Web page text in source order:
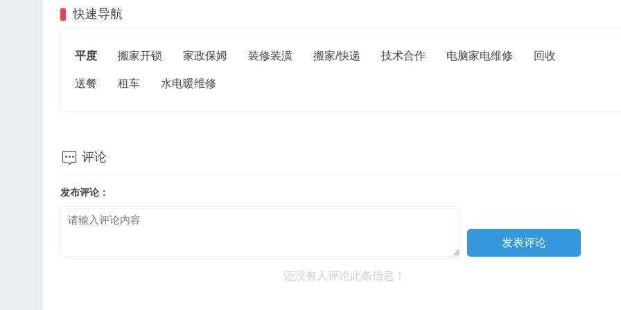
快速导航
平度 搬家开锁 家政保姆 装修装潢 搬家/快递 技术合作 电脑家电维修 回收
送餐 租车 水电暖维修
 评论
发布评论：
还没有人评论此条信息！